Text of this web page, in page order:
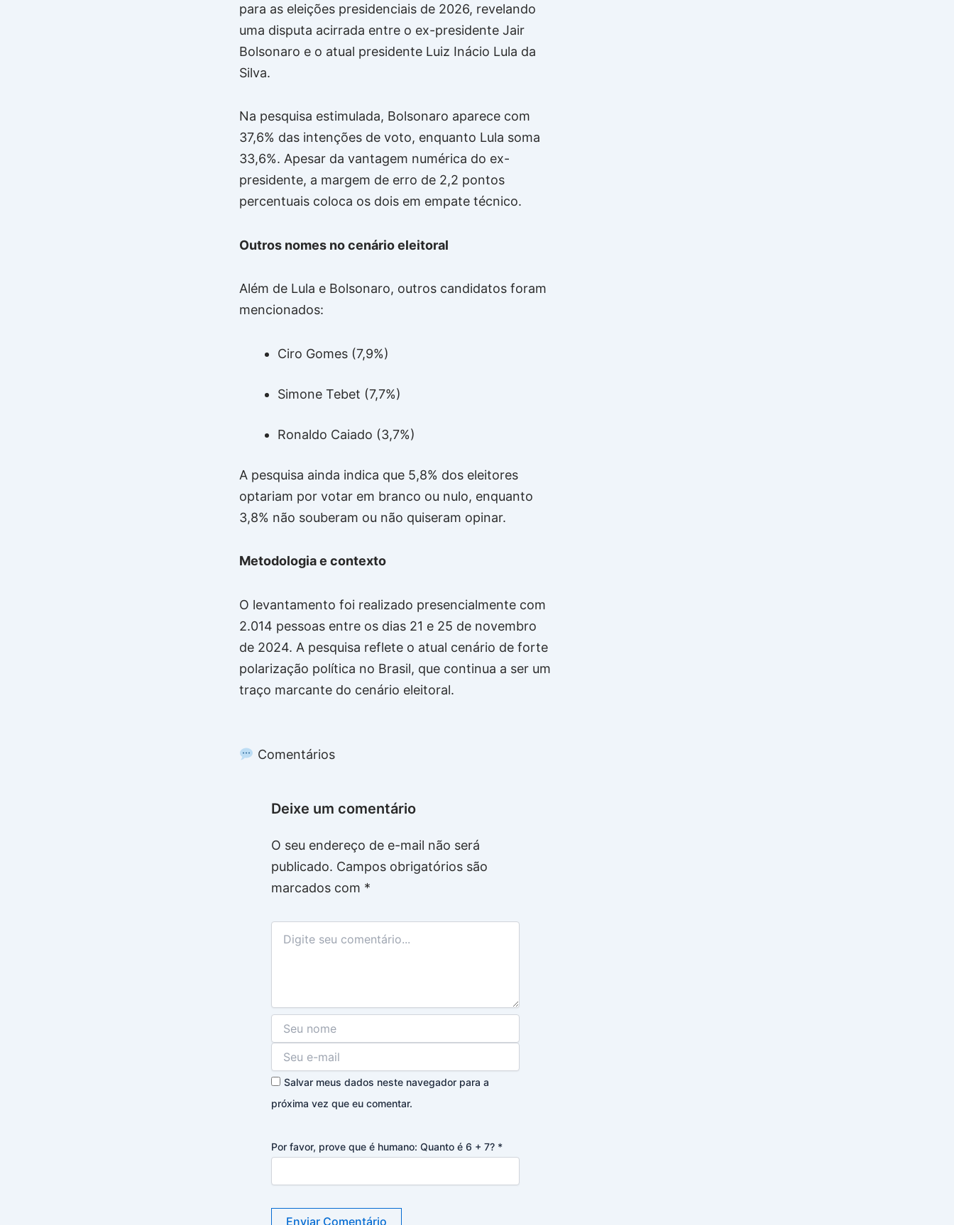
para as eleições presidenciais de 2026, revelando
uma disputa acirrada entre o ex-presidente Jair
Bolsonaro e o atual presidente Luiz Inácio Lula da
Silva.
Na pesquisa estimulada, Bolsonaro aparece com
37,6% das intenções de voto, enquanto Lula soma
33,6%. Apesar da vantagem numérica do ex-
presidente, a margem de erro de 2,2 pontos
percentuais coloca os dois em empate técnico.
Outros nomes no cenário eleitoral
Além de Lula e Bolsonaro, outros candidatos foram
mencionados:
Ciro Gomes (7,9%)
Simone Tebet (7,7%)
Ronaldo Caiado (3,7%)
A pesquisa ainda indica que 5,8% dos eleitores
optariam por votar em branco ou nulo, enquanto
3,8% não souberam ou não quiseram opinar.
Metodologia e contexto
O levantamento foi realizado presencialmente com
2.014 pessoas entre os dias 21 e 25 de novembro
de 2024. A pesquisa reflete o atual cenário de forte
polarização política no Brasil, que continua a ser um
traço marcante do cenário eleitoral.
Comentários
Deixe um comentário
O seu endereço de e-mail não será
publicado. Campos obrigatórios são
marcados com *
Salvar meus dados neste navegador para a
próxima vez que eu comentar.
Por favor, prove que é humano: Quanto é 6 + 7? *